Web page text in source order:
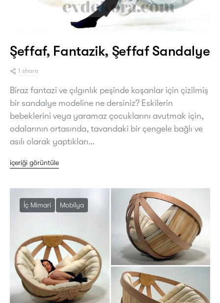
Şeffaf, Fantazik, Şeffaf Sandalye
1 share
Biraz fantazi ve çılgınlık peşinde koşanlar için çizilmiş
bir sandalye modeline ne dersiniz? Eskilerin
bebeklerini veya yaramaz çocuklarını avutmak için,
odalarının ortasında, tavandaki bir çengele bağlı ve
asılı olarak yaptıkları…
içeriği görüntüle
İç Mimari Mobilya